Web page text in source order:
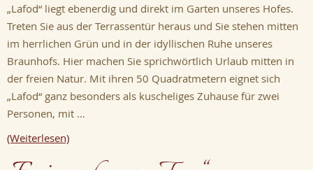
„Lafod“ liegt ebenerdig und direkt im Garten unseres Hofes.
Treten Sie aus der Terrassentür heraus und Sie stehen mitten
im herrlichen Grün und in der idyllischen Ruhe unseres
Braunhofs. Hier machen Sie sprichwörtlich Urlaub mitten in
der freien Natur. Mit ihren 50 Quadratmetern eignet sich
„Lafod“ ganz besonders als kuscheliges Zuhause für zwei
Personen, mit …
(Weiterlesen)